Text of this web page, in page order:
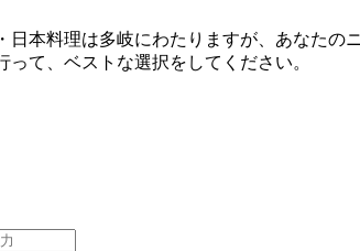
日本料理は多岐にわたりますが、あなたの
て、ベストな選択をしてください。